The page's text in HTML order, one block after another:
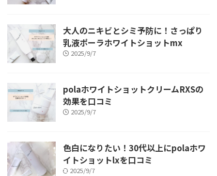
大人のニキビとシミ予防に！さっぱり
乳液ポーラホワイトショットmx
2025/9/7
polaホワイトショットクリームRXSの
効果を口コミ
2025/9/7
色白になりたい！30代以上にpolaホワ
イトショットlxを口コミ
2025/9/7